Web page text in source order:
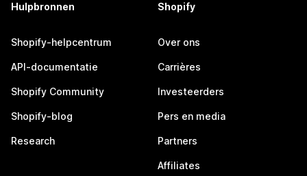
Hulpbronnen
Shopify-helpcentrum
API-documentatie
Shopify Community
Shopify-blog
Research
Shopify
Over ons
Carrières
Investeerders
Pers en media
Partners
Affiliates